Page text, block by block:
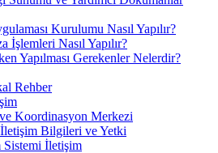
Kurulumu Nasıl Yapılır?
İşlemleri Nasıl Yapılır?
Yapılması Gerekenler Nelerdir?
Rehber
ve Koordinasyon Merkezi
Bilgileri ve Yetki
İletişim